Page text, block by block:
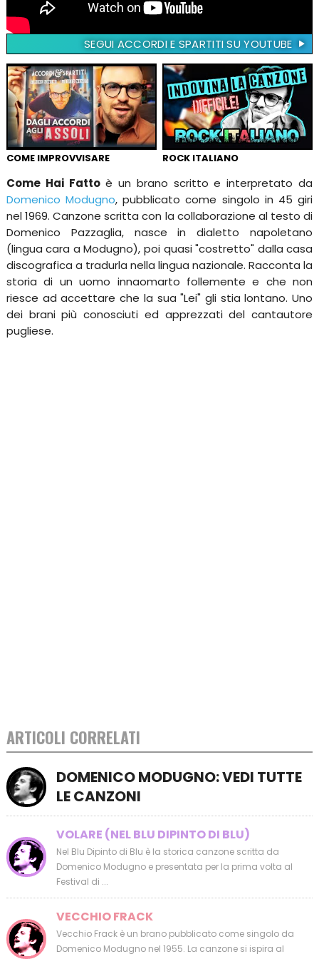
SEGUI ACCORDI E SPARTITI SU YOUTUBE
COME IMPROVVISARE ROCK ITALIANO
Come Hai Fattoè un brano scritto e interpretato da
Domenico Modugno, pubblicato come singolo in 45 giri
nel 1969. Canzone scritta con la collaborazione al testo di
Domenico Pazzaglia, nasce in dialetto napoletano
(lingua cara a Modugno), poi quasi "costretto" dalla casa
discografica a tradurla nella lingua nazionale. Racconta la
storia di un uomo innaomarto follemente e che non
riesce ad accettare che la sua "Lei" gli stia lontano. Uno
dei brani più conosciuti ed apprezzati del cantautore
pugliese.
ARTICOLI CORRELATI
DOMENICO MODUGNO: VEDI TUTTE
LE CANZONI
VOLARE (NEL BLU DIPINTO DI BLU)
Nel Blu Dipinto di Blu è la storica canzone scritta da
Domenico Modugno e presentata per la prima volta al
Festival di ...
VECCHIO FRACK
Vecchio Frack è un brano pubblicato come singolo da
Domenico Modugno nel 1955. La canzone si ispira al